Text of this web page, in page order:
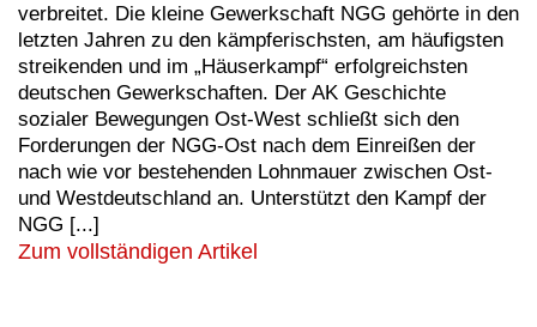
verbreitet. Die kleine Gewerkschaft NGG gehörte in den
letzten Jahren zu den kämpferischsten, am häufigsten
streikenden und im „Häuserkampf“ erfolgreichsten
deutschen Gewerkschaften. Der AK Geschichte
sozialer Bewegungen Ost-West schließt sich den
Forderungen der NGG-Ost nach dem Einreißen der
nach wie vor bestehenden Lohnmauer zwischen Ost-
und Westdeutschland an. Unterstützt den Kampf der
NGG [...]
Zum vollständigen Artikel